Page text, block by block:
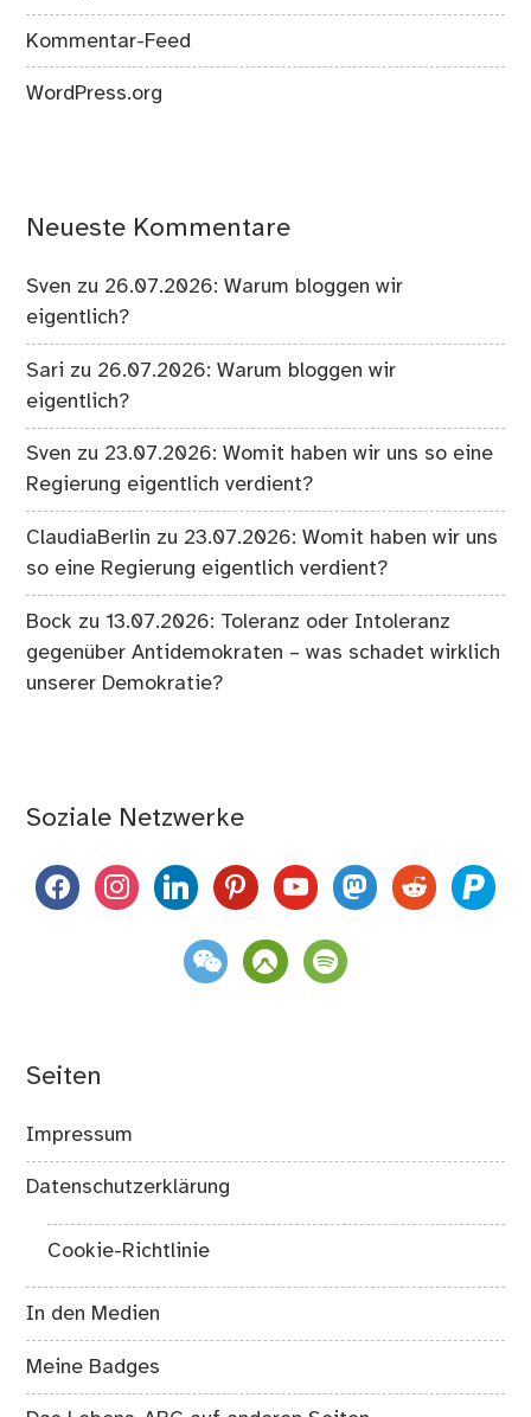
Kommentar-Feed
WordPress.org
Neueste Kommentare
Sven zu 26.07.2026: Warum bloggen wir
eigentlich?
Sari zu 26.07.2026: Warum bloggen wir
eigentlich?
Sven zu 23.07.2026: Womit haben wir uns so eine
Regierung eigentlich verdient?
ClaudiaBerlin zu 23.07.2026: Womit haben wir uns
so eine Regierung eigentlich verdient?
Bock zu13.07.2026: Toleranz oder Intoleranz
gegenüber Antidemokraten – was schadet wirklich
unserer Demokratie?
Soziale Netzwerke
facebookinstagramlinkedinpinterestyoutubemastodon
reddit paypal
weixin komootspotify
Seiten
Impressum
Datenschutzerklärung
Cookie-Richtlinie
In den Medien
Meine Badges